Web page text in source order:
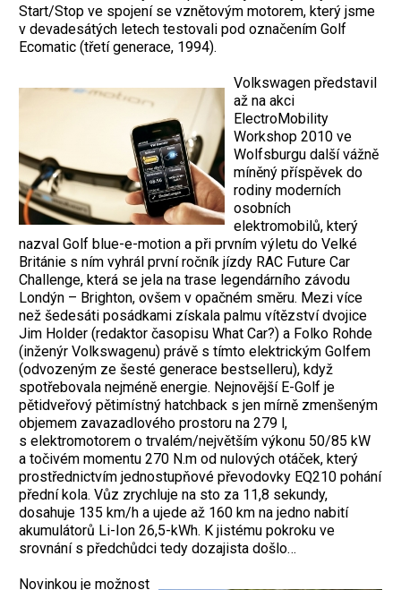
Start/Stop ve spojení se vznětovým motorem, který jsme
v devadesátých letech testovali pod označením Golf
Ecomatic (třetí generace, 1994).
Volkswagen představil
až na akci
ElectroMobility
Workshop 2010 ve
Wolfsburgu další vážně
míněný příspěvek do
rodiny moderních
osobních
elektromobilů, který
nazval Golf blue-e-motion a při prvním výletu do Velké
Británie s ním vyhrál první ročník jízdy RAC Future Car
Challenge, která se jela na trase legendárního závodu
Londýn – Brighton, ovšem v opačném směru. Mezi více
než šedesáti posádkami získala palmu vítězství dvojice
Jim Holder (redaktor časopisu What Car?) a Folko Rohde
(inženýr Volkswagenu) právě s tímto elektrickým Golfem
(odvozeným ze šesté generace bestselleru), když
spotřebovala nejméně energie. Nejnovější E-Golf je
pětidveřový pětimístný hatchback s jen mírně zmenšeným
objemem zavazadlového prostoru na 279 l,
s elektromotorem o trvalém/největším výkonu 50/85 kW
a točivém momentu 270 N.m od nulových otáček, který
prostřednictvím jednostupňové převodovky EQ210 pohání
přední kola. Vůz zrychluje na sto za 11,8 sekundy,
dosahuje 135 km/h a ujede až 160 km na jedno nabití
akumulátorů Li-Ion 26,5-kWh. K jistému pokroku ve
srovnání s předchůdci tedy dozajista došlo…
Novinkou je možnost